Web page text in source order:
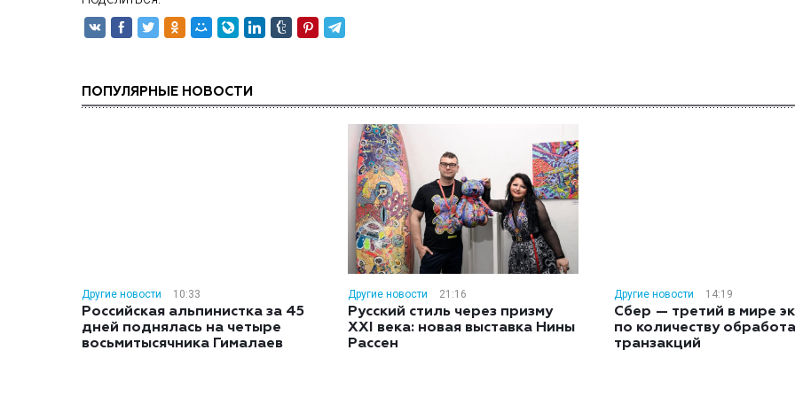
ПОПУЛЯРНЫЕ НОВОСТИ
Другие новости 10:33
Российская альпинистка за 45
дней поднялась на четыре
восьмитысячника Гималаев
Другие новости 21:16
Русский стиль через призму
XXI века: новая выставка Нины
Рассен
Другие новости 14:19
Сбер — третий в мире
по количеству
транзакций